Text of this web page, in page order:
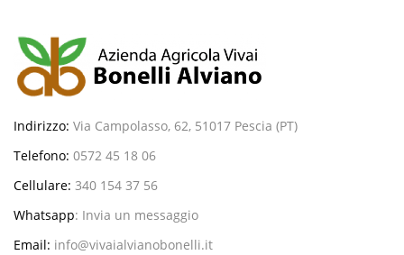
Indirizzo: Via Campolasso, 62, 51017 Pescia (PT)
Telefono: 0572 45 18 06
Cellulare: 340 154 37 56
Whatsapp: Invia un messaggio
Email: info@vivaialvianobonelli.it